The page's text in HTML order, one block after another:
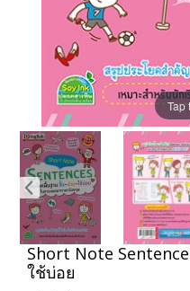
Tap
Short Note
ใช้บ่อย